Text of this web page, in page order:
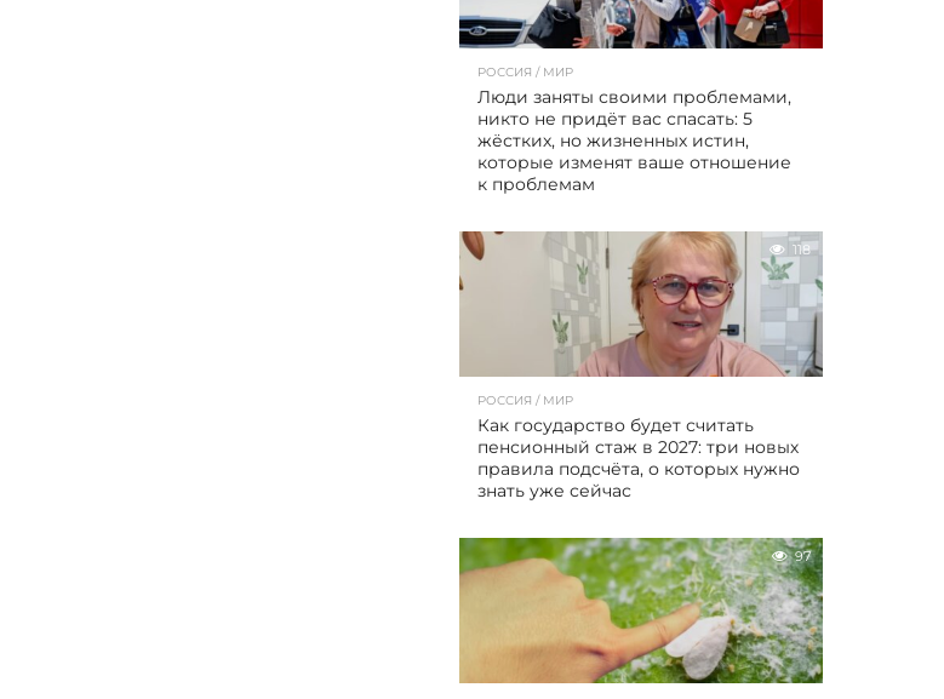
РОССИЯ / МИР
Люди заняты своими проблемами,
никто не придёт вас спасать: 5
жёстких, но жизненных истин,
которые изменят ваше отношение
к проблемам
118
РОССИЯ / МИР
Как государство будет считать
пенсионный стаж в 2027: три новых
правила подсчёта, о которых нужно
знать уже сейчас
97